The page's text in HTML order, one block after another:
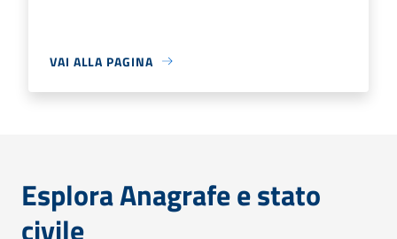
VAI ALLA PAGINA
Esplora Anagrafe e stato
civile